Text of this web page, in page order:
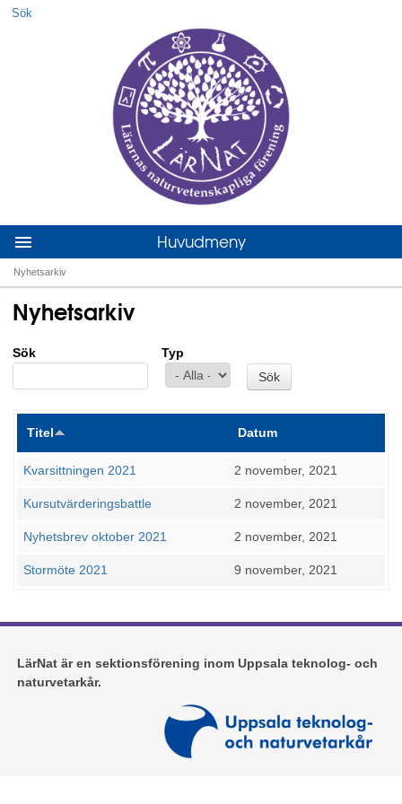
Sök
Huvudmeny
Du är här
Nyhetsarkiv
Nyhetsarkiv
Sök Typ
Titel Datum
Kvarsittningen 2021 2 november, 2021
Kursutvärderingsbattle 2 november, 2021
Nyhetsbrev oktober 2021 2 november, 2021
Stormöte 2021 9 november, 2021
LärNat är en sektionsförening inom Uppsala teknolog- och
naturvetarkår.